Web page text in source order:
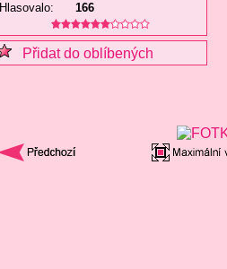
Hlasovalo:
166
Přidat do oblíbených